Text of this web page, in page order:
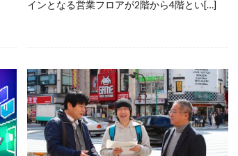
インとなる営業フロアが2階から4階とい[…]